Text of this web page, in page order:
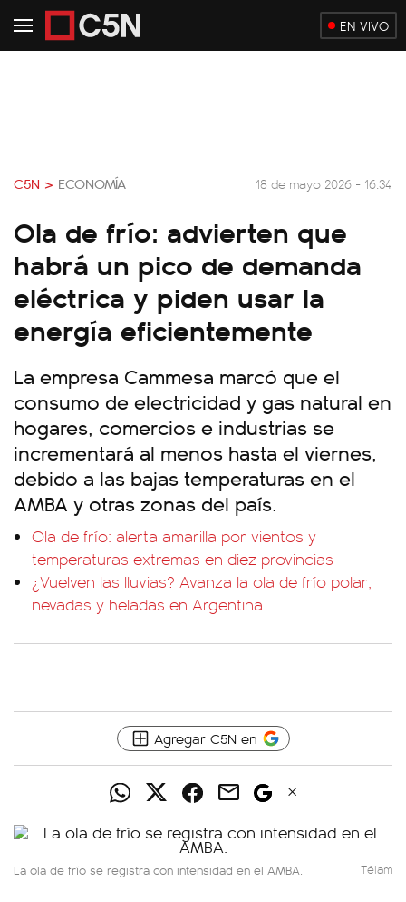
EN VIVO
C5N > ECONOMÍA 18 de mayo 2026 - 16:34
Ola de frío: advierten que
habrá un pico de demanda
eléctrica y piden usar la
energía eficientemente
La empresa Cammesa marcó que el
consumo de electricidad y gas natural en
hogares, comercios e industrias se
incrementará al menos hasta el viernes,
debido a las bajas temperaturas en el
AMBA y otras zonas del país.
Ola de frío: alerta amarilla por vientos y
temperaturas extremas en diez provincias
¿Vuelven las lluvias? Avanza la ola de frío polar,
nevadas y heladas en Argentina
Agregar C5N en
La ola de frío se registra con intensidad en el AMBA. Télam